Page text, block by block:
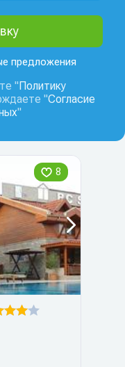
предложения
"Политику
"Согласие
"
8